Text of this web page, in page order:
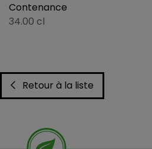
Contenance
34.00 cl
Retour à la liste